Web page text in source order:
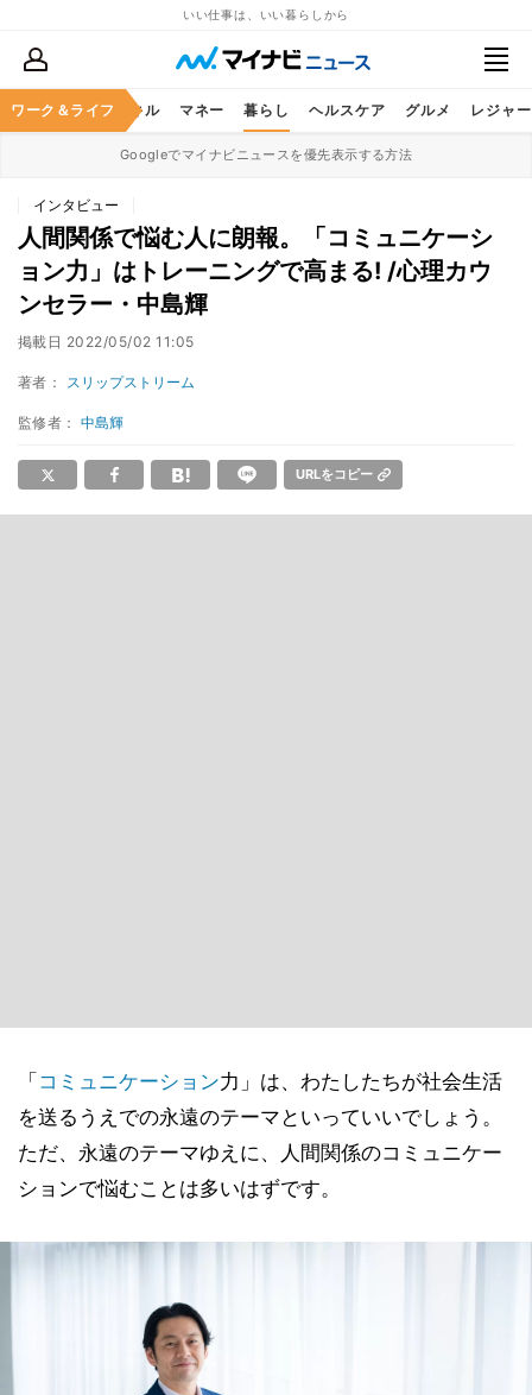
いい仕事は、いい暮らしから
ワーク＆ライフ
ア ビジネススキル マネー 暮らし ヘルスケア グルメ レジャー
Googleでマイナビニュースを優先表示する方法
インタビュー
人間関係で悩む人に朗報。「コミュニケーシ
ョン力」はトレーニングで高まる! /心理カウ
ンセラー・中島輝
掲載日 2022/05/02 11:05
著者： スリップストリーム
監修者：中島輝
URLをコピー
「 コミュニケーション力」は、わたしたちが社会生活
を送るうえでの永遠のテーマといっていいでしょう。
ただ、永遠のテーマゆえに、人間関係のコミュニケー
ションで悩むことは多いはずです。